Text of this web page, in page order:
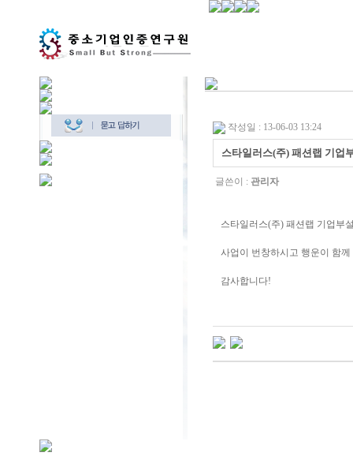
작성일 : 13-06-03 13:24
스타일러스(주) 패션랩 기업
글쓴이 : 관리자
스타일러스(주) 패션랩 기업부
사업이 번창하시고 행운이 함
감사합니다!